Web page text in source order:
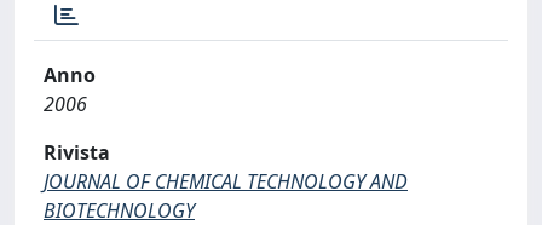
Anno
2006
Rivista
JOURNAL OF CHEMICAL TECHNOLOGY AND
BIOTECHNOLOGY